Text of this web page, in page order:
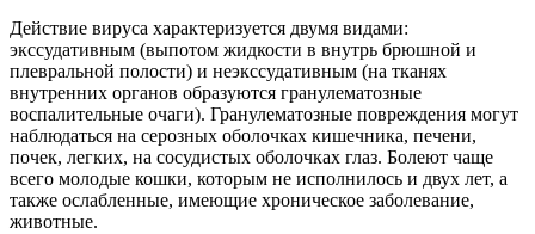
Действие вируса характеризуется двумя видами:
экссудативным (выпотом жидкости в внутрь брюшной и
плевральной полости) и неэкссудативным (на тканях
внутренних органов образуются гранулематозные
воспалительные очаги). Гранулематозные повреждения могут
наблюдаться на серозных оболочках кишечника, печени,
почек, легких, на сосудистых оболочках глаз. Болеют чаще
всего молодые кошки, которым не исполнилось и двух лет, а
также ослабленные, имеющие хроническое заболевание,
животные.